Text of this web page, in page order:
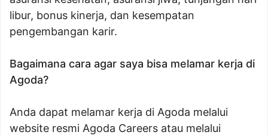
libur, bonus kinerja, dan kesempatan
pengembangan karir.
Bagaimana cara agar saya bisa melamar kerja di
Agoda?
Anda dapat melamar kerja di Agoda melalui
website resmi Agoda Careers atau melalui